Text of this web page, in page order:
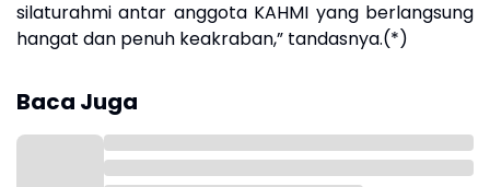
silaturahmi antar anggota KAHMI yang berlangsung
hangat dan penuh keakraban,” tandasnya.(*)
Baca Juga